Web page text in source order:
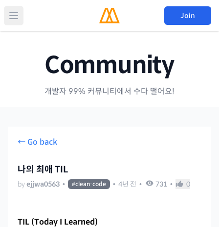
Join
Community
개발자 99% 커뮤니티에서 수다 떨어요!
← Go back
나의 최애 TIL
byejjwa0563 • #clean-code • 4년 전 • 731 • 0
TIL (Today I Learned)